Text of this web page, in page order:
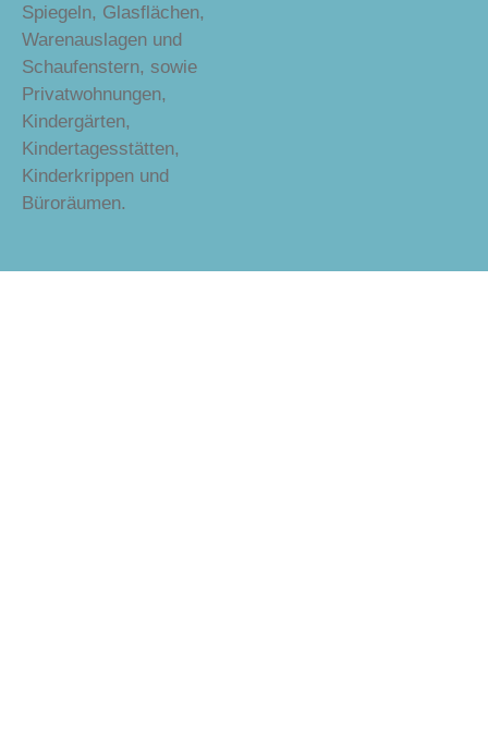
Spiegeln, Glasflächen,
Warenauslagen und
Schaufenstern, sowie
Privatwohnungen,
Kindergärten,
Kindertagesstätten,
Kinderkrippen und
Büroräumen.